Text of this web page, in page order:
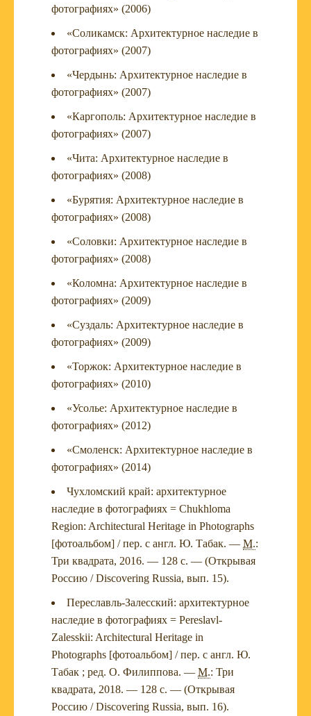
фотографиях» (2006)
«Соликамск: Архитектурное наследие в
фотографиях» (2007)
«Чердынь: Архитектурное наследие в
фотографиях» (2007)
«Каргополь: Архитектурное наследие в
фотографиях» (2007)
«Чита: Архитектурное наследие в
фотографиях» (2008)
«Бурятия: Архитектурное наследие в
фотографиях» (2008)
«Соловки: Архитектурное наследие в
фотографиях» (2008)
«Коломна: Архитектурное наследие в
фотографиях» (2009)
«Суздаль: Архитектурное наследие в
фотографиях» (2009)
«Торжок: Архитектурное наследие в
фотографиях» (2010)
«Усолье: Архитектурное наследие в
фотографиях» (2012)
«Смоленск: Архитектурное наследие в
фотографиях» (2014)
Чухломский край: архитектурное
наследие в фотографиях = Chukhloma
Region: Architectural Heritage in Photographs
[фотоальбом] / пер. с англ. Ю. Табак. — М.:
Три квадрата, 2016. — 128 с. — (Открывая
Россию / Discovering Russia, вып. 15).
Переславль-Залесский: архитектурное
наследие в фотографиях = Pereslavl-
Zalesskii: Architectural Heritage in
Photographs [фотоальбом] / пер. с англ. Ю.
Табак ; ред. О. Филиппова. — М.: Три
квадрата, 2018. — 128 с. — (Открывая
Россию / Discovering Russia, вып. 16).